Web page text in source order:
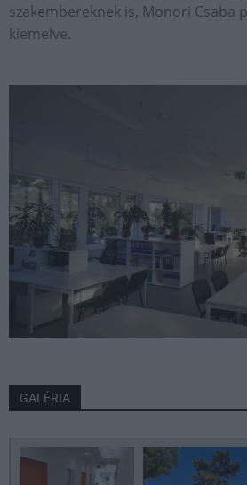
szakembereknek is, Monori Csaba
kiemelve.
GALÉRIA